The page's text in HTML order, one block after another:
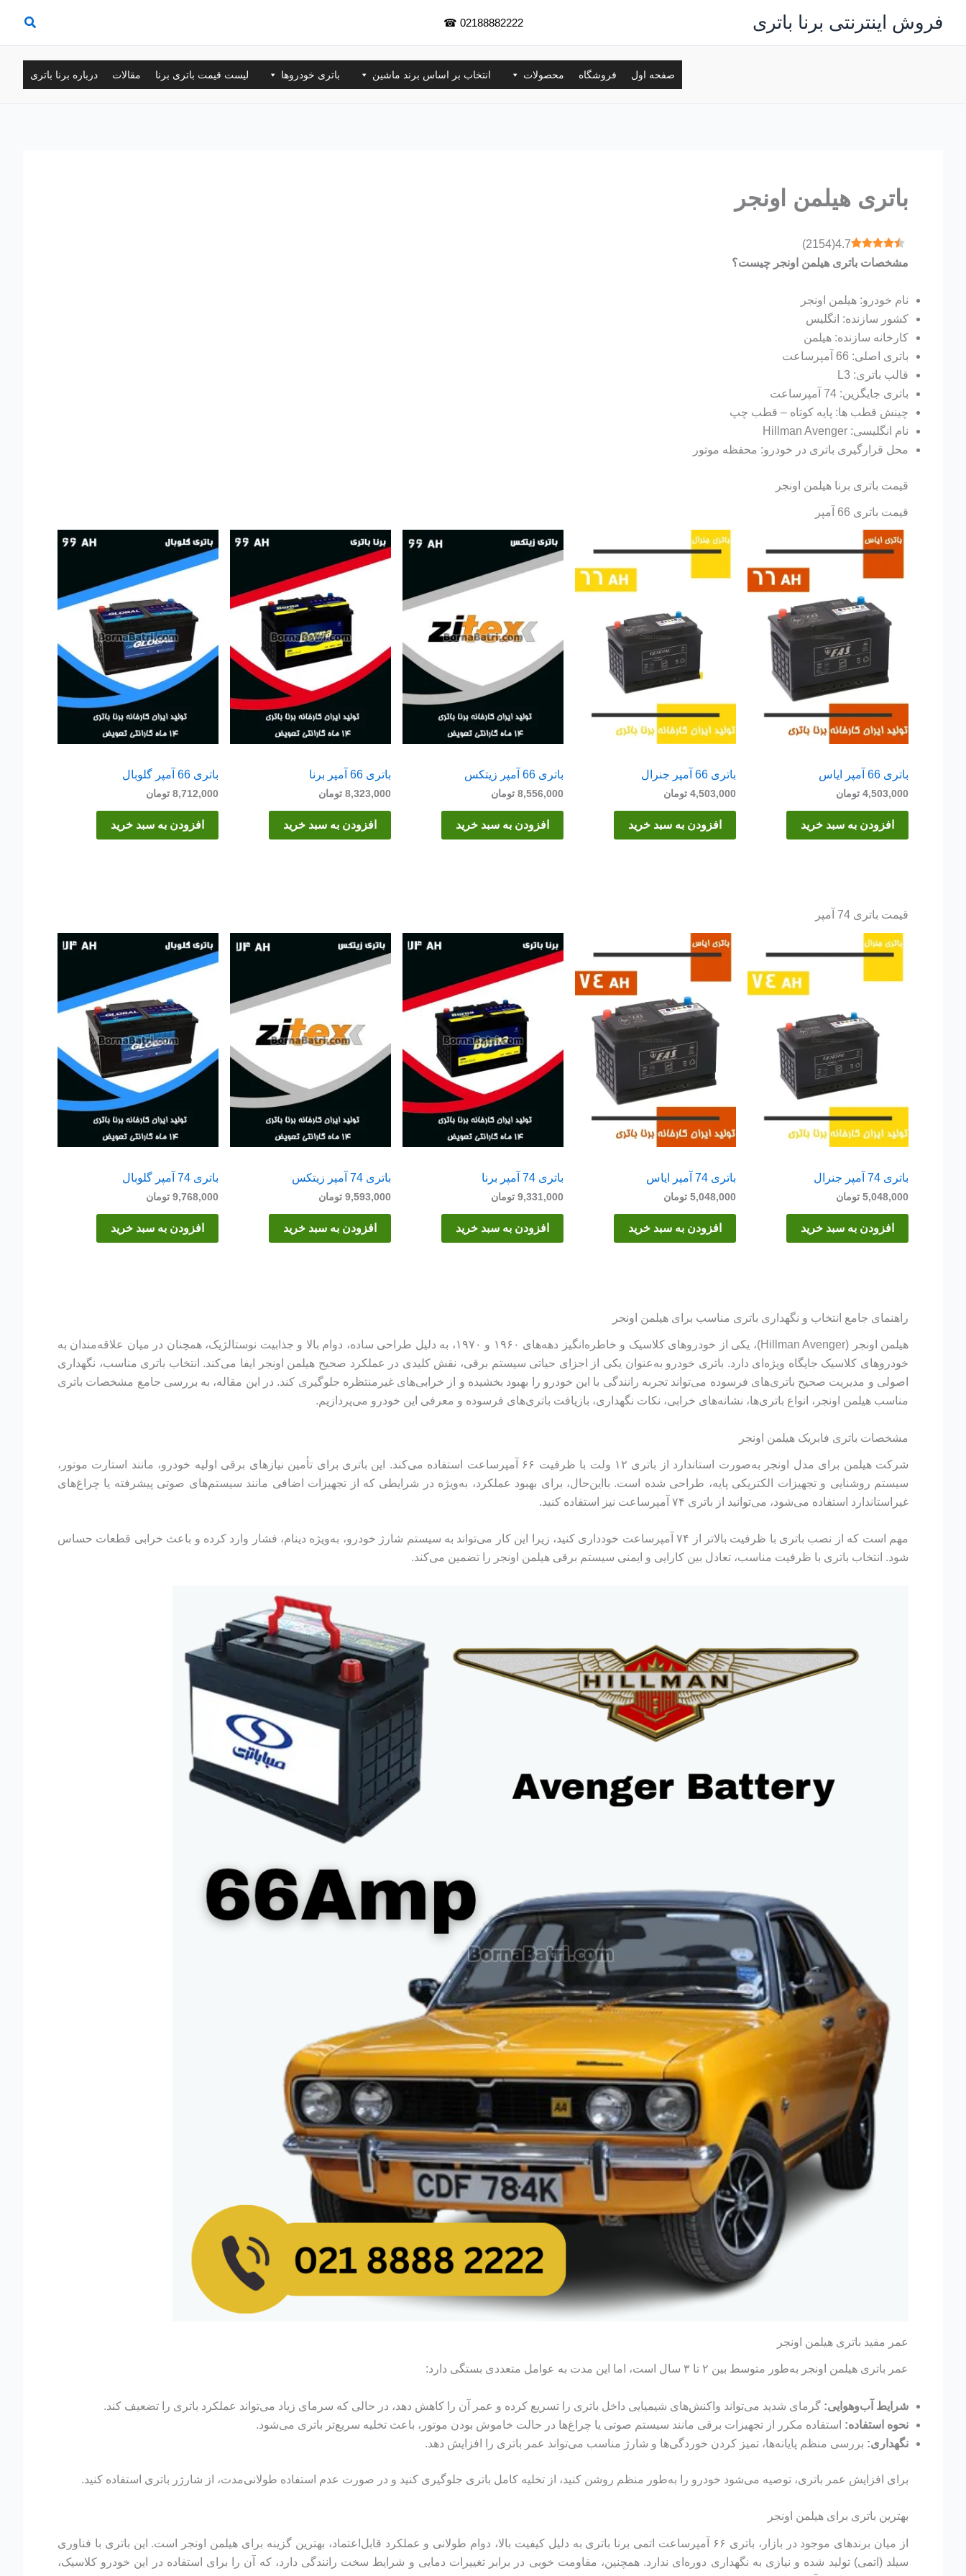
محتوا
فروش اینترنتی برنا باتری 02188882222
☎
صفحه اول فروشگاه محصولات انتخاب بر اساس برند ماشین باتری خودروها لیست قیمت باتری برنا مقالات درباره برنا باتری
باتری هیلمن اونجر
4.7
(
2154
)
مشخصات باتری هیلمن اونجر چیست؟
نام خودرو: هیلمن اونجر
کشور سازنده: انگلیس
کارخانه سازنده: هیلمن
باتری اصلی: 66 آمپرساعت
قالب باتری: L3
باتری جایگزین: 74 آمپرساعت
چینش قطب ها: پایه کوتاه – قطب چپ
نام انگلیسی: Hillman Avenger
محل قرارگیری باتری در خودرو: محفظه موتور
قیمت باتری برنا هیلمن اونجر
قیمت باتری 66 آمپر
باتری 66 آمپر ایاس
4,503,000 تومان
افزودن به سبد خرید
باتری 66 آمپر جنرال
4,503,000 تومان
افزودن به سبد خرید
باتری 66 آمپر زیتکس
8,556,000 تومان
افزودن به سبد خرید
باتری 66 آمپر برنا
8,323,000 تومان
افزودن به سبد خرید
باتری 66 آمپر گلوبال
8,712,000 تومان
افزودن به سبد خرید
قیمت باتری 74 آمپر
باتری 74 آمپر جنرال
5,048,000 تومان
افزودن به سبد خرید
باتری 74 آمپر ایاس
5,048,000 تومان
افزودن به سبد خرید
باتری 74 آمپر برنا
9,331,000 تومان
افزودن به سبد خرید
باتری 74 آمپر زیتکس
9,593,000 تومان
افزودن به سبد خرید
باتری 74 آمپر گلوبال
9,768,000 تومان
افزودن به سبد خرید
راهنمای جامع انتخاب و نگهداری باتری مناسب برای هیلمن اونجر
هیلمن اونجر (Hillman Avenger)، یکی از خودروهای کلاسیک و خاطره‌انگیز دهه‌های ۱۹۶۰ و ۱۹۷۰، به دلیل طراحی ساده، دوام بالا و جذابیت نوستالژیک، همچنان در میان علاقه‌مندان به
خودروهای کلاسیک جایگاه ویژه‌ای دارد. باتری خودرو به‌عنوان یکی از اجزای حیاتی سیستم برقی، نقش کلیدی در عملکرد صحیح هیلمن اونجر ایفا می‌کند. انتخاب باتری مناسب، نگهداری
اصولی و مدیریت صحیح باتری‌های فرسوده می‌تواند تجربه رانندگی با این خودرو را بهبود بخشیده و از خرابی‌های غیرمنتظره جلوگیری کند. در این مقاله، به بررسی جامع مشخصات باتری
مناسب هیلمن اونجر، انواع باتری‌ها، نشانه‌های خرابی، نکات نگهداری، بازیافت باتری‌های فرسوده و معرفی این خودرو می‌پردازیم.
مشخصات باتری فابریک هیلمن اونجر
شرکت هیلمن برای مدل اونجر به‌صورت استاندارد از باتری ۱۲ ولت با ظرفیت ۶۶ آمپرساعت استفاده می‌کند. این باتری برای تأمین نیازهای برقی اولیه خودرو، مانند استارت موتور،
سیستم روشنایی و تجهیزات الکتریکی پایه، طراحی شده است. بااین‌حال، برای بهبود عملکرد، به‌ویژه در شرایطی که از تجهیزات اضافی مانند سیستم‌های صوتی پیشرفته یا چراغ‌های
غیراستاندارد استفاده می‌شود، می‌توانید از باتری ۷۴ آمپرساعت نیز استفاده کنید.
مهم است که از نصب باتری با ظرفیت بالاتر از ۷۴ آمپرساعت خودداری کنید، زیرا این کار می‌تواند به سیستم شارژ خودرو، به‌ویژه دینام، فشار وارد کرده و باعث خرابی قطعات حساس
شود. انتخاب باتری با ظرفیت مناسب، تعادل بین کارایی و ایمنی سیستم برقی هیلمن اونجر را تضمین می‌کند.
عمر مفید باتری هیلمن اونجر
عمر باتری هیلمن اونجر به‌طور متوسط بین ۲ تا ۳ سال است، اما این مدت به عوامل متعددی بستگی دارد:
شرایط آب‌وهوایی: گرمای شدید می‌تواند واکنش‌های شیمیایی داخل باتری را تسریع کرده و عمر آن را کاهش دهد، در حالی که سرمای زیاد می‌تواند عملکرد باتری را تضعیف کند.
نحوه استفاده: استفاده مکرر از تجهیزات برقی مانند سیستم صوتی یا چراغ‌ها در حالت خاموش بودن موتور، باعث تخلیه سریع‌تر باتری می‌شود.
نگهداری: بررسی منظم پایانه‌ها، تمیز کردن خوردگی‌ها و شارژ مناسب می‌تواند عمر باتری را افزایش دهد.
برای افزایش عمر باتری، توصیه می‌شود خودرو را به‌طور منظم روشن کنید، از تخلیه کامل باتری جلوگیری کنید و در صورت عدم استفاده طولانی‌مدت، از شارژر باتری استفاده کنید.
بهترین باتری برای هیلمن اونجر
از میان برندهای موجود در بازار، باتری ۶۶ آمپرساعت اتمی برنا باتری به دلیل کیفیت بالا، دوام طولانی و عملکرد قابل‌اعتماد، بهترین گزینه برای هیلمن اونجر است. این باتری با فناوری
سیلد (اتمی) تولید شده و نیازی به نگهداری دوره‌ای ندارد. همچنین، مقاومت خوبی در برابر تغییرات دمایی و شرایط سخت رانندگی دارد، که آن را برای استفاده در این خودرو کلاسیک،